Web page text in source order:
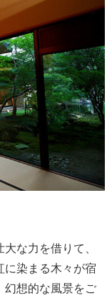
な力を借りて、
に染まる木々が宿
幻想的な風景をご